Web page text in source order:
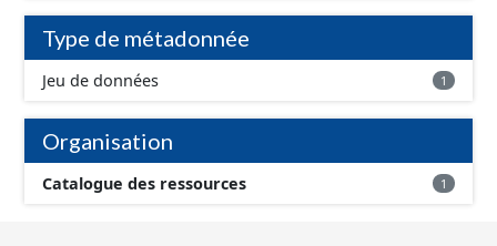
Type de métadonnée
Jeu de données 1
Organisation
Catalogue des ressources 1